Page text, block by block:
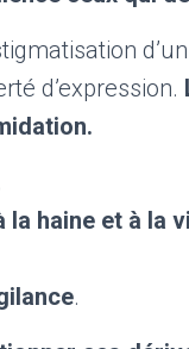
d’expression.
haine et à la
.